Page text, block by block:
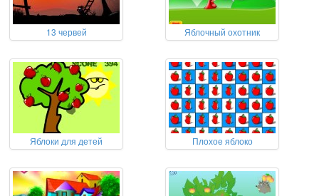
13 червей Яблочный охотник
Яблоки для детей Плохое яблоко